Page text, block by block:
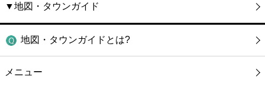
▼地図・タウンガイド
地図・タウンガイドとは?
メニュー